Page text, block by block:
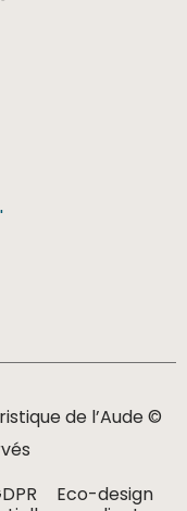
de l’Aude ©
Eco-design